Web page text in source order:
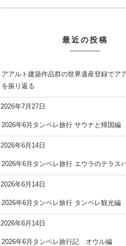
最近の投稿
アアルト建築作品群の世界遺産登録でア
を振り返る
2026年7月27日
2026年6月タンペレ旅行 サウナと帰国編
2026年6月14日
2026年6月タンペレ旅行 エウラのテラス
2026年6月14日
2026年6月タンペレ旅行 タンペレ観光編
2026年6月14日
2026年6月タンペレ旅行記 オウル編